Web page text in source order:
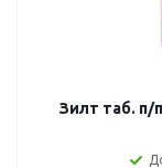
Зилт таб. п/